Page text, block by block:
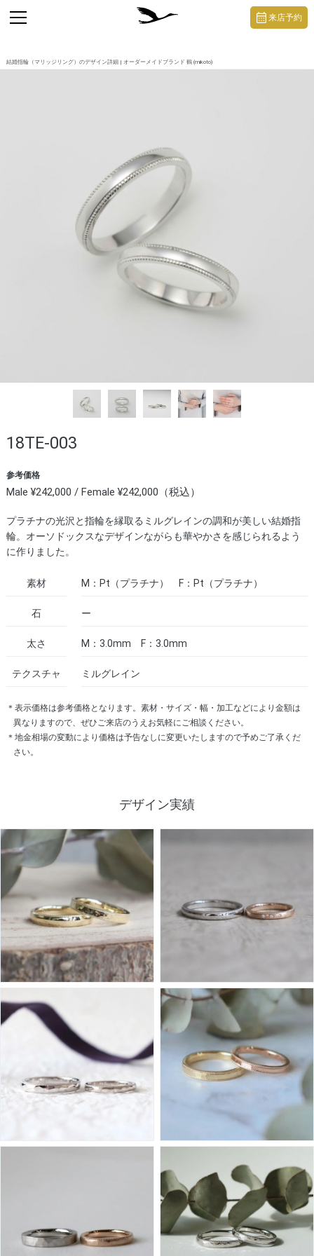
結婚指輪（マリッジリング）のデザイン詳細 | オーダーメイドブランド 鶴 (mikoto)
toggle
navigation
来店予約
18TE-003
参考価格
Male ¥242,000 / Female ¥242,000（税込）
プラチナの光沢と指輪を縁取るミルグレインの調和が美しい結婚指
輪。オーソドックスなデザインながらも華やかさを感じられるよう
に作りました。
素材 M：Pt（プラチナ） F：Pt（プラチナ）
石 ー
太さ M：3.0mm F：3.0mm
テクスチャ ミルグレイン
＊表示価格は参考価格となります。素材・サイズ・幅・加工などにより金額は
異なりますので、ぜひご来店のうえお気軽にご相談ください。
＊地金相場の変動により価格は予告なしに変更いたしますので予めご了承くだ
さい。
デザイン実績